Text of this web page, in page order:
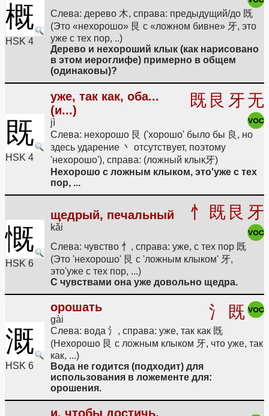
概
HSK 4
Слева: дерево 木, справа: предыдущий/до 既
(Это «нехорошо» 艮 с «ложном бивне» 牙, это
уже с тех пор, ..)
Дерево и нехороший клык (как нарисовано
в этом иероглифе) примерно в общем
(одинаковы)?
既
HSK 4
уже, так как, оба...
(и...)
jì
既 艮 牙无
Слева: нехорошо 艮 ('хорошо' было бы 良, но
здесь ударение 丶 отсутствует, поэтому
'нехорошо'), справа: (ложный клык牙)
Нехорошо с ложным клыком, это'уже с тех
пор, ...
慨
HSK 6
щедрый, печальный
kǎi
忄 既 艮 牙
Слева: чувство 忄, справа: уже, с тех пор 既
(Это 'нехорошо' 艮 с 'ложным клыком' 牙,
это'уже с тех пор, ...)
С чувствами она уже довольно щедра.
溉
HSK 6
орошать
gài 氵 既
Слева: вода 氵, справа: уже, так как 既
(Нехорошо 艮 с ложным клыком 牙, что уже, так
как, ...)
Вода не годится (подходит) для
использования в ложементе для:
орошения.
и, чтобы достичь,